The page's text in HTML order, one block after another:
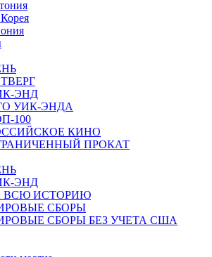
ЭНД
УИК-ЭНДА
100
КИНО
ПРОКАТ
ЭНД
ВСЮ ИСТОРИЮ
СБОРЫ
СБОРЫ БЕЗ УЧЕТА США